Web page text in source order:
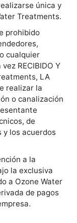
única y
Treatments.
prohibido
cualquier
RECIBIDO Y
LA
realizar la
o canalización
de
y los acuerdos
a la
la exclusiva
a Ozone Water
de pagos